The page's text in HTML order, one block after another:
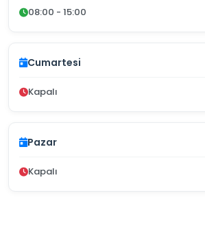
08:00 - 15:00
Cumartesi
Kapalı
Pazar
Kapalı